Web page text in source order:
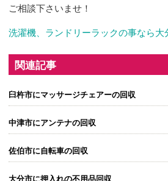
ご相談下さいませ！
洗濯機、ランドリーラックの事なら
関連記事
臼杵市にマッサージチェアーの回収
中津市にアンテナの回収
佐伯市に自転車の回収
大分市に押入れの不用品回収